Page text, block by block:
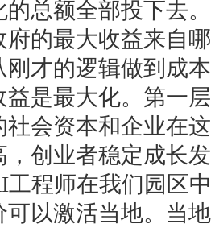
的总额全部投下去
府的最大收益来自
才的逻辑做到成
是最大化。第一
会资本和企业在
创业者稳定成长
程师在我们园区
以激活当地。当